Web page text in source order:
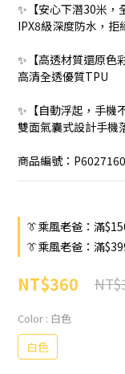
✨【安心下潛30米，
IPX8級深度防水，拒
✨【高透材質還原色彩
高清全透優質TPU
✨【自動浮起，手機
雙面氣囊式設計手機
商品編號：
👔乘風老爸：滿
👔乘風老爸：滿
NT$360
Color : 白色
白色
動、出貨、保固與
言。